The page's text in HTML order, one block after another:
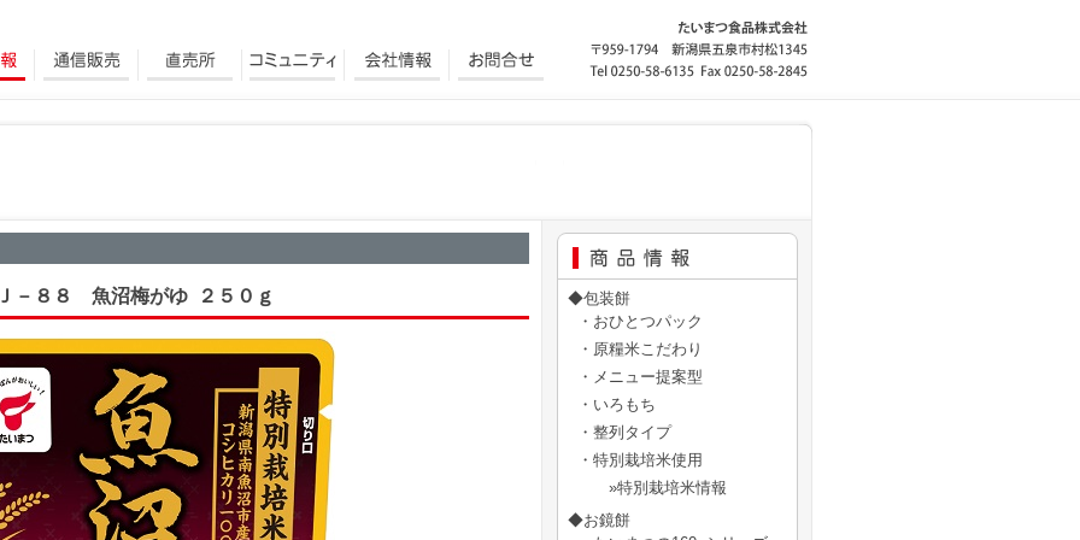
－８８ 魚沼梅がゆ ２５０ｇ
◆包装餅
・おひとつパック
・原糧米こだわり
・メニュー提案型
・いろもち
・整列タイプ
・特別栽培米使用
»特別栽培米情報
◆お鏡餅